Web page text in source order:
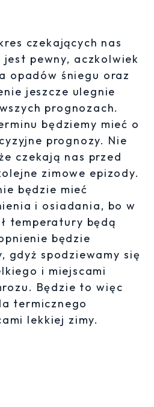
czekających nas
pewny, aczkolwiek
opadów śniegu oraz
jeszcze ulegnie
prognozach.
będziemy mieć o
prognozy. Nie
czekają nas przed
zimowe epizody.
będzie mieć
i osiadania, bo w
temperatury będą
będzie
gdyż spodziewamy się
i miejscami
Będzie to więc
termicznego
lekkiej zimy.